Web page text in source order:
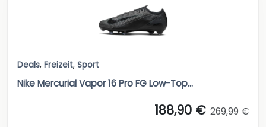
Deals, Freizeit, Sport
Nike Mercurial Vapor 16 Pro FG Low-Top...
188,90 € 269,99 €